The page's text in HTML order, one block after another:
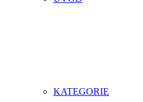
KATEGORIE